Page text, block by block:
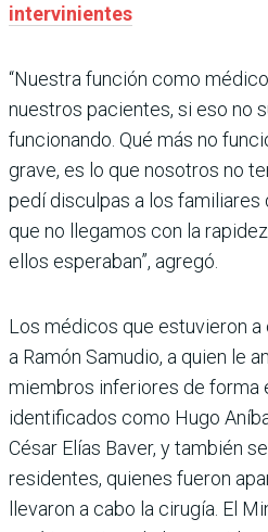
intervinientes
“Nuestra función como
nuestros pacientes, si eso no
funcionando. Qué más no
grave, es lo que nosotros no
pedí disculpas a los
que no llegamos con la
ellos esperaban”, agregó.
Los médicos que estuvieron
a Ramón Samudio, a quien le
miembros inferiores de forma
identificados como Hugo
César Elías Baver, y también
residentes, quienes fueron
llevaron a cabo la cirugía. El